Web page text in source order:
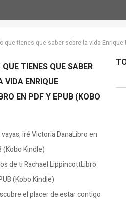
que tienes que saber sobre la vida Enrique
TIENES QUE SABER
VIDA ENRIQUE
EN PDF Y EPUB (KOBO
iré Victoria DanaLibro en
(Kobo Kindle)
de ti Rachael LippincottLibro
(Kobo Kindle)
el placer de estar contigo